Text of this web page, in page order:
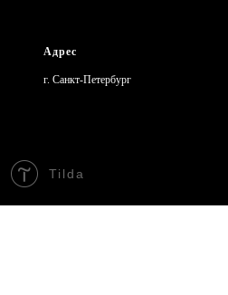
Адрес
г. Санкт-Петербург
Tilda